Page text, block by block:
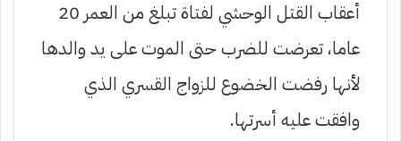
أعقاب القتل الوحشي لفتاة تبلغ من العمر 20
عاما، تعرضت للضرب حتى الموت على يد والدها
لأنها رفضت الخضوع للزواج القسري الذي
وافقت عليه أسرتها.